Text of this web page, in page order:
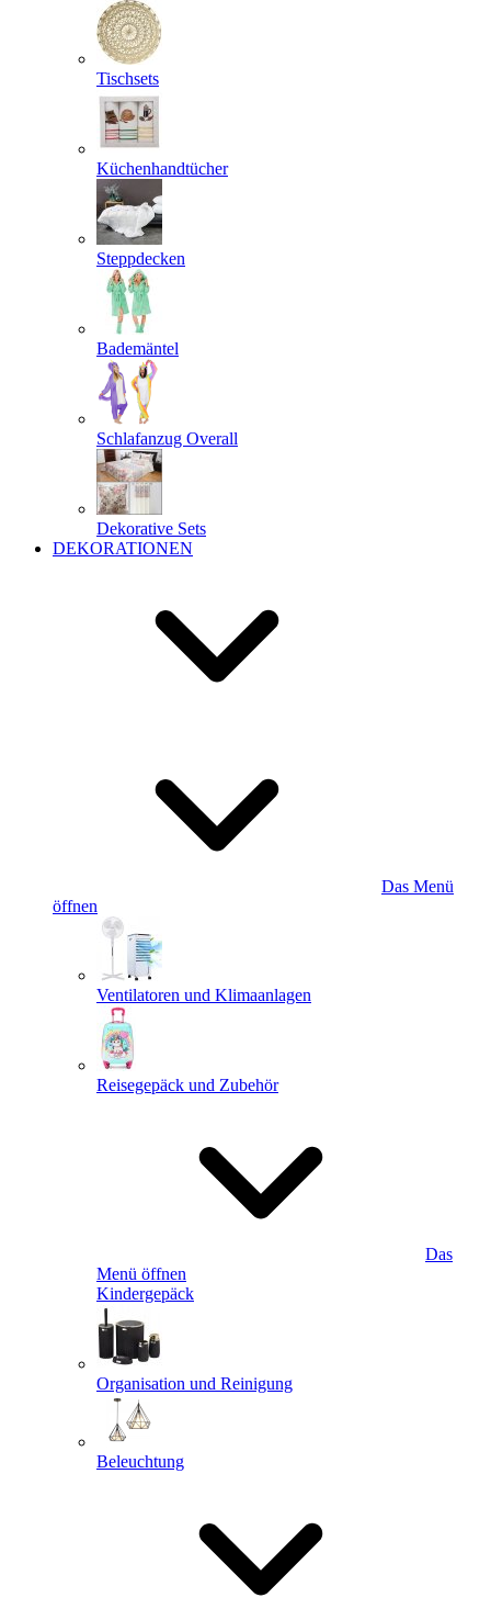
Tischsets
Küchenhandtücher
Steppdecken
Bademäntel
Schlafanzug Overall
Dekorative Sets
DEKORATIONEN
Das Menü
öffnen
Ventilatoren und Klimaanlagen
Reisegepäck und Zubehör
Das
Menü öffnen
Kindergepäck
Organisation und Reinigung
Beleuchtung